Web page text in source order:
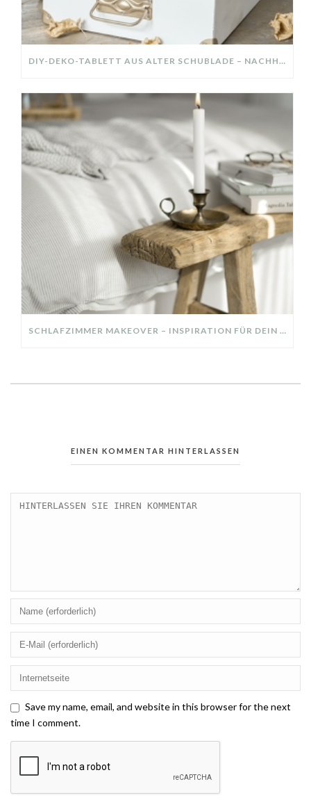
DIY-DEKO-TABLETT AUS ALTER SCHUBLADE – NACHHALTIGE HERBSTDEKO SELBER MACHEN!
SCHLAFZIMMER MAKEOVER – INSPIRATION FÜR DEIN SCHLAFZIMMER: AUS ALT MACH NEU – HELL, GEMÜTLICH UND EINLADEND
EINEN KOMMENTAR HINTERLASSEN
Save my name, email, and website in this browser for the next
time I comment.